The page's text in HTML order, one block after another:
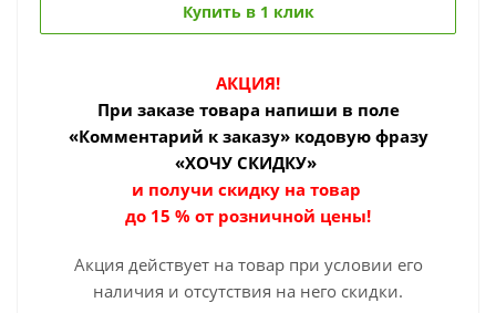
Купить в 1 клик
АКЦИЯ!
При заказе товара напиши в поле
«Комментарий к заказу» кодовую фразу
«ХОЧУ СКИДКУ»
и получи скидку на товар
до 15 % от розничной цены!
Акция действует на товар при условии его
наличия и отсутствия на него скидки.